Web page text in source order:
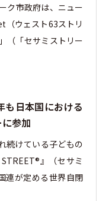
ク市政府は、ニュー
（ウェスト63ストリ
（「セサミストリー
も日本国における
参加
続けている子どもの
』（セサミ
連が定める世界自閉